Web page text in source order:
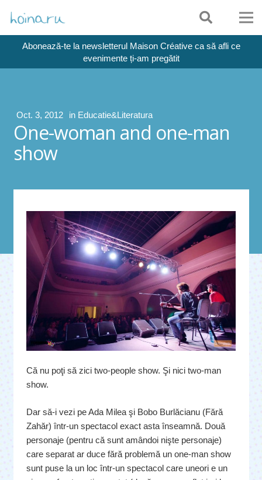
Abonează-te la newsletterul Maison Créative ca să afli ce
evenimente ți-am pregătit
Oct. 3, 2012 in Educatie&Literatura
One-woman and one-man
show
Că nu poţi să zici two-people show. Şi nici two-man
show.
Dar să-i vezi pe Ada Milea şi Bobo Burlăcianu (Fără
Zahăr) într-un spectacol exact asta înseamnă. Două
personaje (pentru că sunt amândoi nişte personaje)
care separat ar duce fără problemă un one-man show
sunt puse la un loc într-un spectacol care uneori e un